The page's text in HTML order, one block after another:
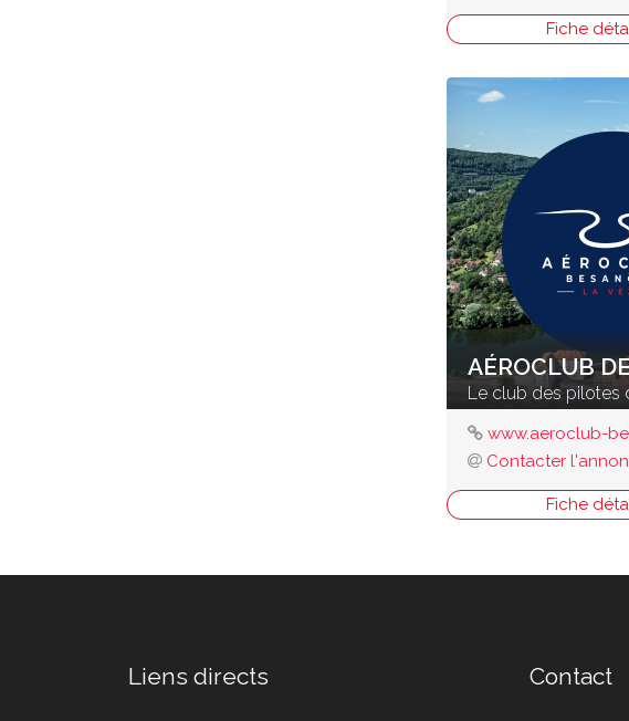
Fiche
Le club des pilotes
www.aeroclub-
Contacter
Fiche
Liens directs Contact